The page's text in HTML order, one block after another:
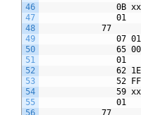
46
47
48
49
50
51
52
53
54
55
0B xx xx xx
01
77
07 01 00
65 00 00
01
62 1E
52 FF
59 xx xx xx xx
01